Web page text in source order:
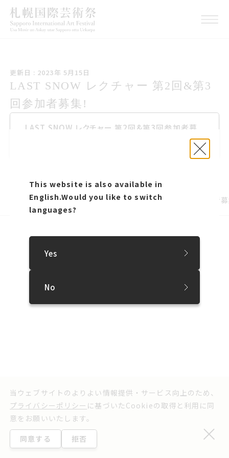
当ウェブサイトのよりよい情報提供・サービス向上のため、
プライバシーポリシー に基づいたCookieの取得と利用に同
意をお願いいたします。
同意する 拒否
This website is also available in
English.Would you like to switch
languages?
Yes
No
こうしんび 2023年 ごがつ
更新日 : 2023年 5月15日
LAST SNOW レクチャー 第2回第3回
参加者募集
LAST SNOW レクチャー 第2回&第3
回参加者募集!
LAST SNOW レクチャー 第2回第3回参加者募
LAST SNOW レクチャー 第2回&第3回参加者募
プレスリリースLAST SNOW レクチャー 第2回&第3回参加者
プレスリリース
実行委員会よりお知らせ
プライバシーポリシー
©2025 Sapporo International Art Festival.